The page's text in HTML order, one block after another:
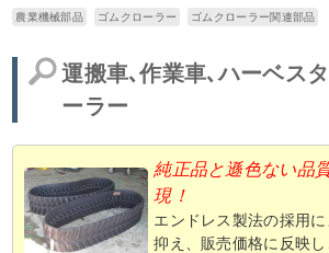
農業機械部品 ゴムクローラー ゴムクローラー関連部品
運搬車､作業車､ハーベス
ーラー
純正品と遜色ない品
現！
エンドレス製法の採用
抑え、販売価格に反映